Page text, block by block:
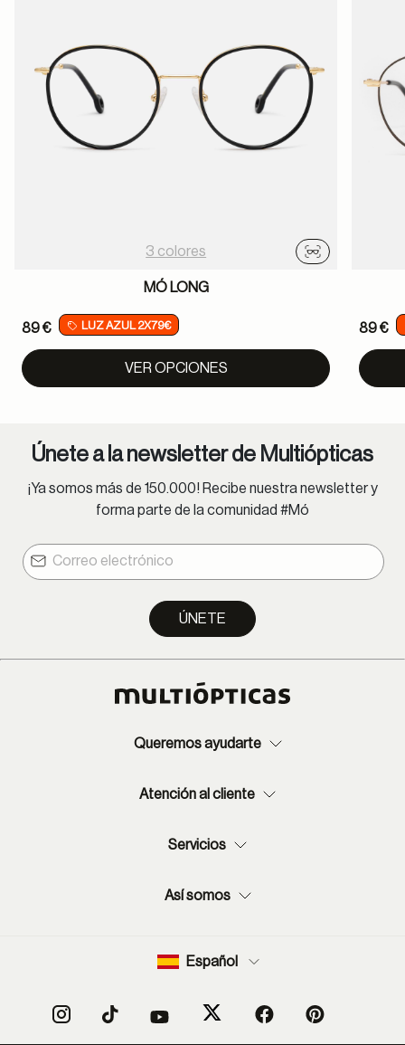
3 colores
Probador
MÓ LONG
89 € LUZ AZUL 2X79€
VER OPCIONES
89 €
Únete a la newsletter de Multiópticas
¡Ya somos más de 150.000! Recibe nuestra newsletter y
forma parte de la comunidad #Mó
ÚNETE
Queremos ayudarte
Atención al cliente
Servicios
Así somos
Español